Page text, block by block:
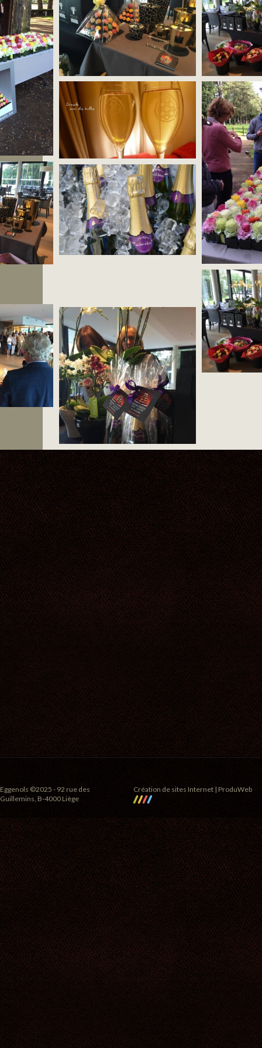
Eggenols ©2025 - 92 rue des
Guillemins, B-4000 Liège
Création de sites Internet | ProduWeb